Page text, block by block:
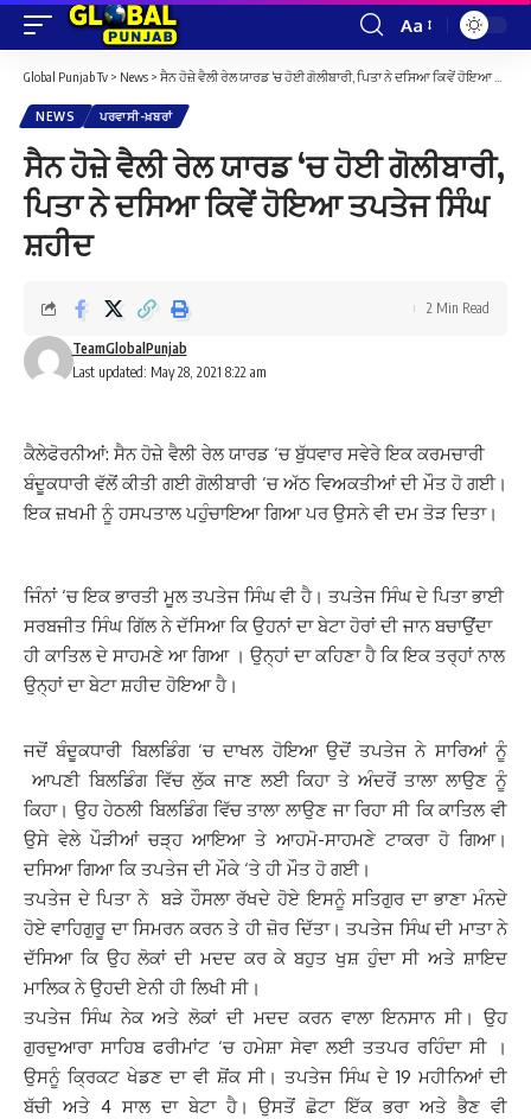
Font
Resizer
Aa
Global Punjab Tv > News > ਸੈਨ ਹੋਜ਼ੇ ਵੈਲੀ ਰੇਲ ਯਾਰਡ ‘ਚ ਹੋਈ ਗੋਲੀਬਾਰੀ, ਪਿਤਾ ਨੇ ਦਸਿਆ ਕਿਵੇਂ ਹੋਇਆ ਤਪਤੇਜ ਸਿੰਘ ਸ਼ਹੀਦ
NEWS ਪਰਵਾਸੀ-ਖ਼ਬਰਾਂ
ਸੈਨ ਹੋਜ਼ੇ ਵੈਲੀ ਰੇਲ ਯਾਰਡ ‘ਚ ਹੋਈ ਗੋਲੀਬਾਰੀ,
ਪਿਤਾ ਨੇ ਦਸਿਆ ਕਿਵੇਂ ਹੋਇਆ ਤਪਤੇਜ ਸਿੰਘ
ਸ਼ਹੀਦ
Last updated: May 28, 2021 8:22 am
TeamGlobalPunjab
2 Min Read
ਕੈਲੇਫੋਰਨੀਆਂ: ਸੈਨ ਹੋਜ਼ੇ ਵੈਲੀ ਰੇਲ ਯਾਰਡ ‘ਚ ਬੁੱਧਵਾਰ ਸਵੇਰੇ ਇਕ ਕਰਮਚਾਰੀ
ਬੰਦੂਕਧਾਰੀ ਵੱਲੋਂ ਕੀਤੀ ਗਈ ਗੋਲੀਬਾਰੀ ‘ਚ ਅੱਠ ਵਿਅਕਤੀਆਂ ਦੀ ਮੌਤ ਹੋ ਗਈ।
ਇਕ ਜ਼ਖਮੀ ਨੂੰ ਹਸਪਤਾਲ ਪਹੁੰਚਾਇਆ ਗਿਆ ਪਰ ਉਸਨੇ ਵੀ ਦਮ ਤੋੜ ਦਿਤਾ।
ਜਿੰਨਾਂ ‘ਚ ਇਕ ਭਾਰਤੀ ਮੂਲ ਤਪਤੇਜ ਸਿੰਘ ਵੀ ਹੈ। ਤਪਤੇਜ ਸਿੰਘ ਦੇ ਪਿਤਾ ਭਾਈ
ਸਰਬਜੀਤ ਸਿੰਘ ਗਿੱਲ ਨੇ ਦੱਸਿਆ ਕਿ ਉਹਨਾਂ ਦਾ ਬੇਟਾ ਹੋਰਾਂ ਦੀ ਜਾਨ ਬਚਾਉਂਦਾ
ਹੀ ਕਾਤਿਲ ਦੇ ਸਾਹਮਣੇ ਆ ਗਿਆ । ਉਨ੍ਹਾਂ ਦਾ ਕਹਿਣਾ ਹੈ ਕਿ ਇਕ ਤਰ੍ਹਾਂ ਨਾਲ
ਉਨ੍ਹਾਂ ਦਾ ਬੇਟਾ ਸ਼ਹੀਦ ਹੋਇਆ ਹੈ।
ਜਦੋਂ ਬੰਦੂਕਧਾਰੀ ਬਿਲਡਿੰਗ ‘ਚ ਦਾਖਲ ਹੋਇਆ ਉਦੋਂ ਤਪਤੇਜ ਨੇ ਸਾਰਿਆਂ ਨੂੰ
ਆਪਣੀ ਬਿਲਡਿੰਗ ਵਿੱਚ ਲੁੱਕ ਜਾਣ ਲਈ ਕਿਹਾ ਤੇ ਅੰਦਰੋਂ ਤਾਲਾ ਲਾਉਣ ਨੂੰ
ਕਿਹਾ। ਉਹ ਹੇਠਲੀ ਬਿਲਡਿੰਗ ਵਿੱਚ ਤਾਲਾ ਲਾਉਣ ਜਾ ਰਿਹਾ ਸੀ ਕਿ ਕਾਤਿਲ ਵੀ
ਉਸੇ ਵੇਲੇ ਪੌੜੀਆਂ ਚੜ੍ਹ ਆਇਆ ਤੇ ਆਹਮੋ-ਸਾਹਮਣੇ ਟਾਕਰਾ ਹੋ ਗਿਆ।
ਦਸਿਆ ਗਿਆ ਕਿ ਤਪਤੇਜ ਦੀ ਮੌਕੇ ‘ਤੇ ਹੀ ਮੌਤ ਹੋ ਗਈ।
ਤਪਤੇਜ ਦੇ ਪਿਤਾ ਨੇ ਬੜੇ ਹੌਸਲਾ ਰੱਖਦੇ ਹੋਏ ਇਸਨੂੰ ਸਤਿਗੁਰ ਦਾ ਭਾਣਾ ਮੰਨਦੇ
ਹੋਏ ਵਾਹਿਗੁਰੂ ਦਾ ਸਿਮਰਨ ਕਰਨ ਤੇ ਹੀ ਜ਼ੋਰ ਦਿੱਤਾ। ਤਪਤੇਜ ਸਿੰਘ ਦੀ ਮਾਤਾ ਨੇ
ਦੱਸਿਆ ਕਿ ਉਹ ਲੋਕਾਂ ਦੀ ਮਦਦ ਕਰ ਕੇ ਬਹੁਤ ਖੁਸ਼ ਹੁੰਦਾ ਸੀ ਅਤੇ ਸ਼ਾਇਦ
ਮਾਲਿਕ ਨੇ ਉਹਦੀ ਏਨੀ ਹੀ ਲਿਖੀ ਸੀ।
ਤਪਤੇਜ ਸਿੰਘ ਨੇਕ ਅਤੇ ਲੋਕਾਂ ਦੀ ਮਦਦ ਕਰਨ ਵਾਲਾ ਇਨਸਾਨ ਸੀ। ਉਹ
ਗੁਰਦੁਆਰਾ ਸਾਹਿਬ ਫਰੀਮਾਂਟ ‘ਚ ਹਮੇਸ਼ਾ ਸੇਵਾ ਲਈ ਤਤਪਰ ਰਹਿੰਦਾ ਸੀ ।
ਉਸਨੂੰ ਕ੍ਰਿਕਟ ਖੇਡਣ ਦਾ ਵੀ ਸ਼ੋਂਕ ਸੀ। ਤਪਤੇਜ ਸਿੰਘ ਦੇ 19 ਮਹੀਨਿਆਂ ਦੀ
ਬੱਚੀ ਅਤੇ 4 ਸਾਲ ਦਾ ਬੇਟਾ ਹੈ। ਉਸਤੋਂ ਛੋਟਾ ਇੱਕ ਭਰਾ ਅਤੇ ਭੈਣ ਵੀ